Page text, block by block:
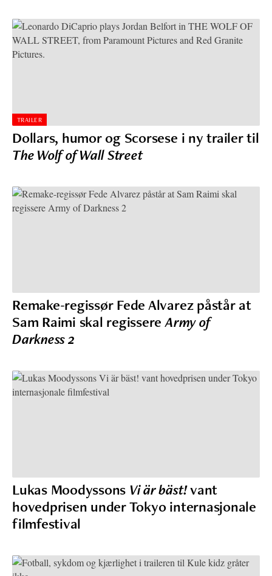
TRAILER
Dollars, humor og Scorsese i ny trailer til
The Wolf of Wall Street
Remake-regissør Fede Alvarez påstår at
Sam Raimi skal regissereArmy of
Darkness 2
Lukas Moodyssons Vi är bäst!vant
hovedprisen under Tokyo internasjonale
filmfestival